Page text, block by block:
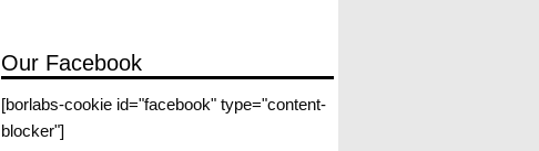
Our Facebook
[borlabs-cookie id="facebook" type="content-
blocker"]